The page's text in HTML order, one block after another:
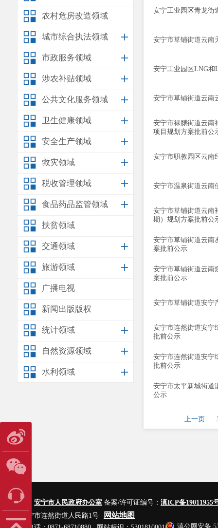
农村危房改造领域
城市综合执法领域
市政服务领域
涉农补贴领域
公共文化服务领域
卫生健康领域
安全生产领域
救灾领域
税收管理领域
食品药品监管领域
扶贫领域
交通领域
旅游领域
广播电视
新闻出版版权
统计领域
自然资源领域
水利领域
安宁工业园区青龙街
安宁市草铺街道云南
安宁工业园区LNG和
安宁市草铺街道云南
安宁市禄脿街道云南
项目规划方案批前公
安宁市职教园区云南
安宁市温泉街道云南
安宁市草铺街道云南
期）规划方案批前公
安宁市草铺街道云南
案批前公示
安宁市草铺街道云南
案批前公示
安宁市草铺街道安宁
安宁市连然街道安宁
批前公示
安宁市连然街道安宁
批前公示
安宁市太平新城街道
公示
上一页
主办单位： 安宁市人民政府办公室 备案/许可证编号： 滇ICP备19011955
地址：安宁市连然街道人民路1号
网站地图
滇公网安备